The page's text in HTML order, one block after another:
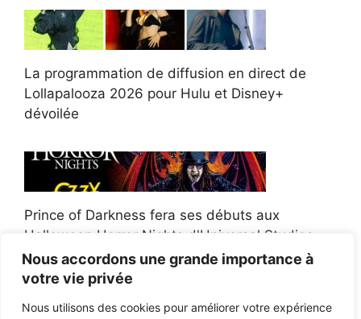
Nous accordons une grande importance à
votre vie privée
Nous utilisons des cookies pour améliorer votre expérience
La programmation de diffusion en direct de
Lollapalooza 2026 pour Hulu et Disney+
dévoilée
Prince of Darkness fera ses débuts aux
Halloween Horror Nights d'Universal Studios